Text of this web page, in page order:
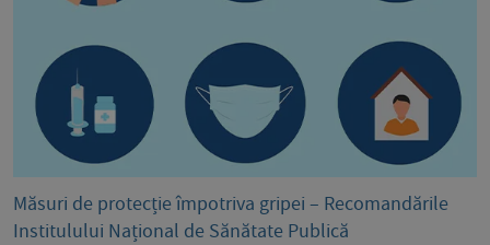
Măsuri de protecție împotriva gripei – Recomandările
Institulului Național de Sănătate Publică